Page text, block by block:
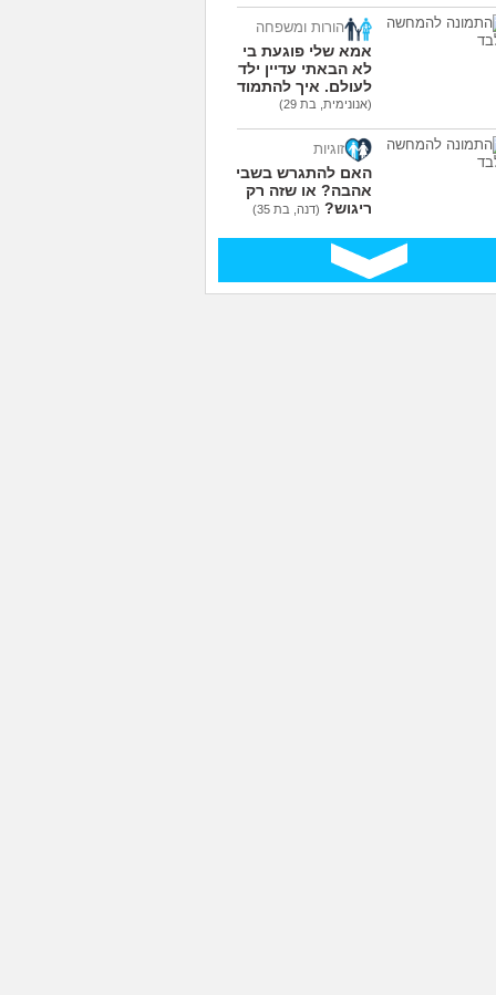
הורות ומשפחה
אמא שלי פוגעת בי כי
לא הבאתי עדיין ילדים
לעולם. איך להתמודד?
(אנונימית, בת 29)
זוגיות
האם להתגרש בשביל
אהבה? או שזה רק
ריגוש? (דנה, בת 35)